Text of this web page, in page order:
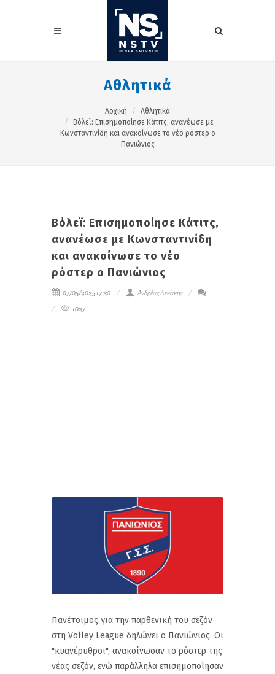
Αθλητικά
Αρχική
Αθλητικά
Βόλεϊ: Επισημοποίησε Κάτιτς, ανανέωσε με
Κωνσταντινίδη και ανακοίνωσε το νέο ρόστερ ο
Πανιώνιος
Βόλεϊ: Επισημοποίησε Κάτιτς,
ανανέωσε με Κωνσταντινίδη
και ανακοίνωσε το νέο
ρόστερ ο Πανιώνιος
07/05/2025 17:30
Ανδρέας Λεκάκης
1027
Πανέτοιμος για την παρθενική του σεζόν
στη Volley League δηλώνει ο Πανιώνιος. Οι
"κυανέρυθροι", ανακοίνωσαν το ρόστερ της
νέας σεζόν, ενώ παράλληλα επισημοποίησαν